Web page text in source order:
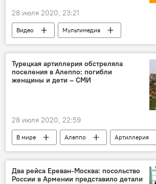
28 июля 2020, 23:21
Видео
Мультимедиа
Вирусные видео - смотреть всем
замуж
Турецкая артиллерия обстреляла
поселения в Алеппо: погибли
женщины и дети – СМИ
28 июля 2020, 22:59
В мире Алеппо
Артиллерия
армия
СМИ
Два рейса Ереван-Москва: посольство
России в Армении представило детали